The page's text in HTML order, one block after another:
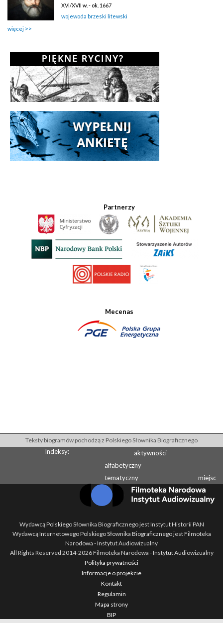
XVI/XVII w. - ok. 1667
wojewoda brzeski litewski
więcej
Partnerzy
Mecenas
Teksty biogramów pochodzą z Polskiego Słownika Biograficznego
Indeksy:
aktywności
alfabetyczny
tematyczny
miejsc
Wydawcą Polskiego Słownika Biograficznego jest Instytut Historii PAN
Wydawcą Internetowego Polskiego Słownika Biograficznego jest Filmoteka
Narodowa - Instytut Audiowizualny
All Rights Reserved 2014-2026Filmoteka Narodowa - Instytut Audiowizualny
Polityka prywatności
Informacje o projekcie
Kontakt
Regulamin
Mapa strony
BIP